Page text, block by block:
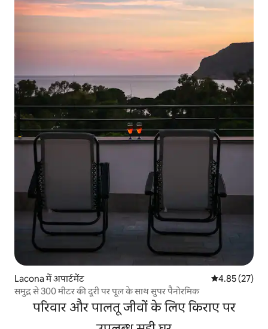
Lacona में अपार्टमेंट औसत रेटिंग 5 में
4.85 (27)
समुद्र से 300 मीटर की दूरी पर पूल के साथ सुपर पैनोरमिक
परिवार और पालतू जीवों के लिए किराए पर